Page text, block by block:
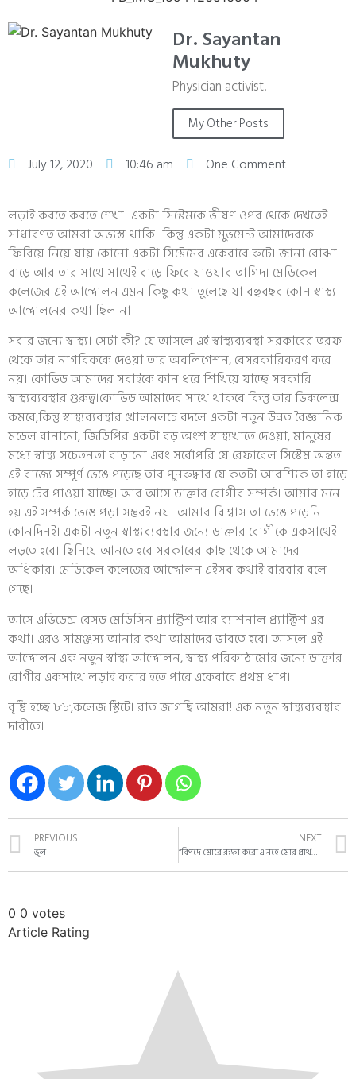
Dr. Sayantan
Mukhuty
Physician activist.
My Other Posts
July 12, 2020 10:46 am One Comment
লড়াই করতে করতে শেখা। একটা সিস্টেমকে ভীষণ ওপর থেকে দেখতেই
সাধারণত আমরা অভ্যস্ত থাকি। কিন্তু একটা মুভমেন্ট আমাদেরকে
ফিরিয়ে নিয়ে যায় কোনো একটা সিস্টেমের একেবারে রুটে। জানা বোঝা
বাড়ে আর তার সাথে সাথেই বাড়ে ফিরে যাওয়ার তাগিদ। মেডিকেল
কলেজের এই আন্দোলন এমন কিছু কথা তুলেছে যা বহুবছর কোন স্বাস্থ্য
আন্দোলনের কথা ছিল না।
সবার জন্যে স্বাস্থ্য। সেটা কী? যে আসলে এই স্বাস্থ্যব্যবস্থা সরকারের তরফ
থেকে তার নাগরিককে দেওয়া তার অবলিগেশন, বেসরকারিকরণ করে
নয়। কোভিড আমাদের সবাইকে কান ধরে শিখিয়ে যাচ্ছে সরকারি
স্বাস্থ্যব্যবস্থার গুরুত্ব।কোভিড আমাদের সাথে থাকবে কিন্তু তার ভিরুলেন্স
কমবে,কিন্তু স্বাস্থ্যব্যবস্থার খোলনলচে বদলে একটা নতুন উন্নত বৈজ্ঞানিক
মডেল বানানো, জিডিপির একটা বড় অংশ স্বাস্থ্যখাতে দেওয়া, মানুষের
মধ্যে স্বাস্থ্য সচেতনতা বাড়ানো এবং সর্বোপরি যে রেফারেল সিস্টেম অন্তত
এই রাজ্যে সম্পূর্ণ ভেঙে পড়েছে তার পুনরুদ্ধার যে কতটা আবশ্যিক তা হাড়ে
হাড়ে টের পাওয়া যাচ্ছে। আর আসে ডাক্তার রোগীর সম্পর্ক। আমার মনে
হয় এই সম্পর্ক ভেঙে পড়া সম্ভবই নয়। আমার বিশ্বাস তা ভেঙে পড়েনি
কোনদিনই। একটা নতুন স্বাস্থ্যব্যবস্থার জন্যে ডাক্তার রোগীকে একসাথেই
লড়তে হবে। ছিনিয়ে আনতে হবে সরকারের কাছ থেকে আমাদের
অধিকার। মেডিকেল কলেজের আন্দোলন এইসব কথাই বারবার বলে
গেছে।
আসে এভিডেন্স বেসড মেডিসিন প্র‍্যাক্টিশ আর র‍্যাশনাল প্র‍্যাক্টিশ এর
কথা। এরও সামঞ্জস্য আনার কথা আমাদের ভাবতে হবে। আসলে এই
আন্দোলন এক নতুন স্বাস্থ্য আন্দোলন, স্বাস্থ্য পরিকাঠামোর জন্যে ডাক্তার
রোগীর একসাথে লড়াই করার হতে পারে একেবারে প্রথম ধাপ।
বৃষ্টি হচ্ছে ৮৮,কলেজ স্ট্রিটে। রাত জাগছি আমরা! এক নতুন স্বাস্থ্যব্যবস্থার
দাবীতে।
PREVIOUS
ভুল
NEXT
“বিপদে মোরে রক্ষা করো এ নহে মোর প্রার্থনা , বিপদে আমি না যেন করি ভয়”
0 0 votes
Article Rating